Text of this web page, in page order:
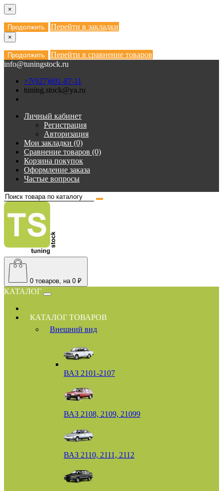
×
Продолжить Перейти в закладки
×
Продолжить
Перейти в сравнение товаров
info@tuningstock.ru
+7(927)691-87-11
tuning.stock@ya.ru
Личный кабинет
Регистрация
Авторизация
Мои закладки (0)
Сравнение товаров (0)
Корзина покупок
Оформление заказа
Частые вопросы
0 товаров, на 0 ₽
КАТАЛОГ
КАТАЛОГ ТОВАРОВ
Внешний вид
ВАЗ 2101-2107
ВАЗ 2108, 2109, 21099
ВАЗ 2110, 2111, 2112